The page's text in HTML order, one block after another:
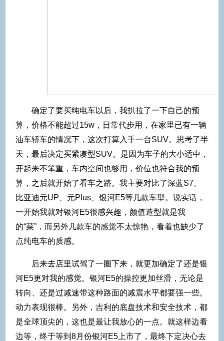
确定了要买纯电车以后，我扒拉了一下自己的预
算，价格不能超过15w，日常代步用，在家里已有一辆
油车轿车的情况下，这次打算入手一台SUV。思考了半
天，最后决定买紧凑型SUV。是因为车子的大小适中，
开起来不笨重，车内空间也够用，价位也符合我的预
算，之后就开始了看车之路。我主要对比了深蓝S7、
比亚迪元UP、元Plus、银河E5等几款车型。说实话，
一开始我就对银河E5很感兴趣，颜值造型就是我
的“菜”，而另外几款车的感觉不太惊艳，看着也缺少了
点纯电车的质感。
后来去店里试驾了一圈下来，就更加确定了还是银
河E5更对我的感觉。银河E5的操控更加丝滑，无论是
转向、还是过减速带这种路面的减震水平都要强一些。
动力表现很棒。另外，吉利的底盘技术和安全技术，都
是全球顶尖的，这也是最让我放心的一点。就这样边看
边等，终于等到8月份银河E5上市了，最终下定决心去